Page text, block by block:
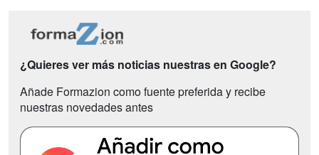
¿Quieres ver más noticias nuestras en Google?
Añade Formazion como fuente preferida y recibe
nuestras novedades antes